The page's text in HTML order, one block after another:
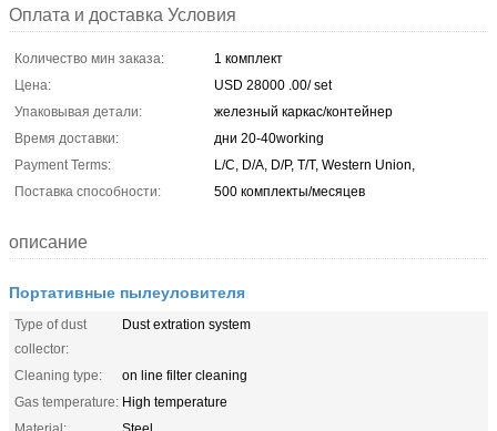
Оплата и доставка Условия
Количество мин заказа:
1 комплект
Цена:
USD 28000 .00/ set
Упаковывая детали:
железный каркас/контейнер
Время доставки:
дни 20-40working
Payment Terms:
L/C, D/A, D/P, T/T, Western Union,
Поставка способности:
500 комплекты/месяцев
описание
Портативные пылеуловителя
Type of dust
collector:
Dust extration system
Cleaning type:
on line filter cleaning
Gas temperature: High temperature